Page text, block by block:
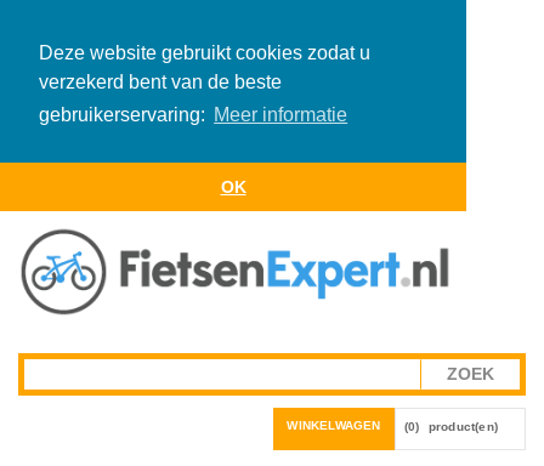
Deze website gebruikt cookies zodat u
verzekerd bent van de beste
gebruikerservaring: Meer informatie
OK
WINKELWAGEN (0) product(en)